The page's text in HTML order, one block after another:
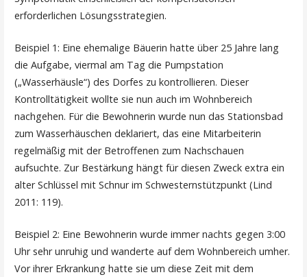
erforderlichen Lösungsstrategien.
Beispiel 1: Eine ehemalige Bäuerin hatte über 25 Jahre lang
die Aufgabe, viermal am Tag die Pumpstation
(„Wasserhäusle“) des Dorfes zu kontrollieren. Dieser
Kontrolltätigkeit wollte sie nun auch im Wohnbereich
nachgehen. Für die Bewohnerin wurde nun das Stationsbad
zum Wasserhäuschen deklariert, das eine Mitarbeiterin
regelmäßig mit der Betroffenen zum Nachschauen
aufsuchte. Zur Bestärkung hängt für diesen Zweck extra ein
alter Schlüssel mit Schnur im Schwesternstützpunkt (Lind
2011: 119).
Beispiel 2: Eine Bewohnerin wurde immer nachts gegen 3:00
Uhr sehr unruhig und wanderte auf dem Wohnbereich umher.
Vor ihrer Erkrankung hatte sie um diese Zeit mit dem